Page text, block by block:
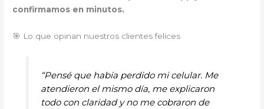
confirmamos en minutos.
🎯 Lo que opinan nuestros clientes felices
“Pensé que había perdido mi celular. Me
atendieron el mismo día, me explicaron
todo con claridad y no me cobraron de